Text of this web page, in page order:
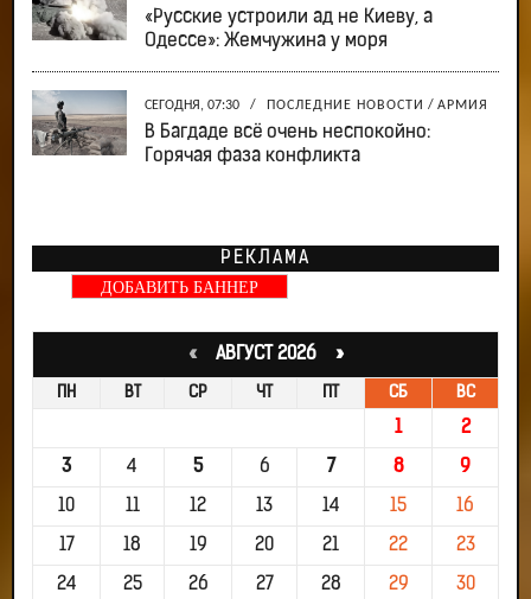
«Русские устроили ад не Киеву, а
Одессе»: Жемчужина у моря
СЕГОДНЯ, 07:30 / ПОСЛЕДНИЕ НОВОСТИ / АРМИЯ
В Багдаде всё очень неспокойно:
Горячая фаза конфликта
РЕКЛАМА
ДОБАВИТЬ БАННЕР
«АВГУСТ 2026 »
ПН ВТ СР ЧТ ПТ СБ ВС
1 2
3 4 5 6 7 8 9
10 11 12 13 14 15 16
17 18 19 20 21 22 23
24 25 26 27 28 29 30